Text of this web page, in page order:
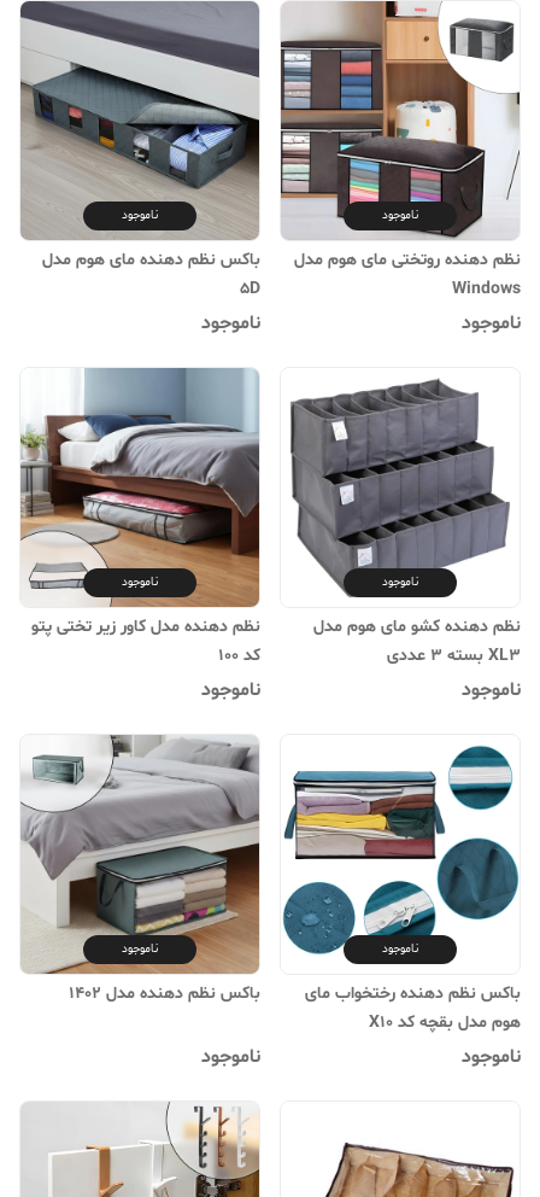
ناموجود
نظم دهنده روتختی مای هوم مدل
Windows
ناموجود
ناموجود
باکس نظم دهنده مای هوم مدل
5D
ناموجود
ناموجود
نظم دهنده کشو مای هوم مدل
XL3 بسته 3 عددی
ناموجود
ناموجود
نظم دهنده مدل کاور زیر تختی پتو
کد 100
ناموجود
ناموجود
باکس نظم دهنده رختخواب مای
هوم مدل بقچه کد X10
ناموجود
ناموجود
باکس نظم دهنده مدل 1402
ناموجود